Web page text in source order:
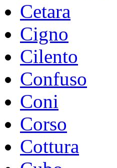
Cetara
Cigno
Cilento
Confuso
Coni
Corso
Cottura